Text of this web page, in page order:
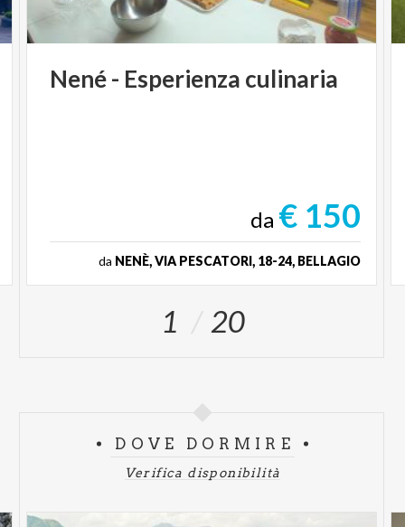
Nené- Esperienza culinaria
da € 150
da NENÈ, VIA PESCATORI, 18-24, BELLAGIO
1 20
DOVE DORMIRE
Verifica disponibilità